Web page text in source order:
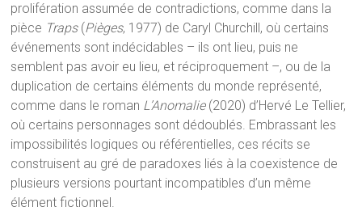
prolifération assumée de contradictions, comme dans la
pièce Traps(Pièges, 1977) de Caryl Churchill, où certains
événements sont indécidables – ils ont lieu, puis ne
semblent pas avoir eu lieu, et réciproquement –, ou de la
duplication de certains éléments du monde représenté,
comme dans le roman L’Anomalie(2020) d’Hervé Le Tellier,
où certains personnages sont dédoublés. Embrassant les
impossibilités logiques ou référentielles, ces récits se
construisent au gré de paradoxes liés à la coexistence de
plusieurs versions pourtant incompatibles d’un même
élément fictionnel.